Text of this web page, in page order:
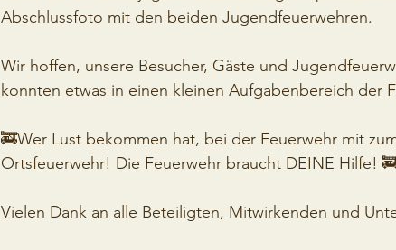
Abschlussfoto mit den beiden Jugendfeuerwehren.
Wir hoffen, unsere Besucher, Gäste und
konnten etwas in einen kleinen Aufgabenbereich der
🚒Wer Lust bekommen hat, bei der Feuerwehr mit
Ortsfeuerwehr! Die Feuerwehr braucht DEINE Hilfe!
Vielen Dank an alle Beteiligten, Mitwirkenden und